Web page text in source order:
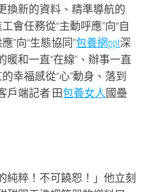
換新的資料、精準導航的
會任務從“主動呼應”向“自
”向“生態協同”包養網ppt深
暖和一直“在線”、辦事一直
幸福感從“心”動身、落到
戶端記者 田包養女人國壘
純粹！不可饒恕！」他立刻